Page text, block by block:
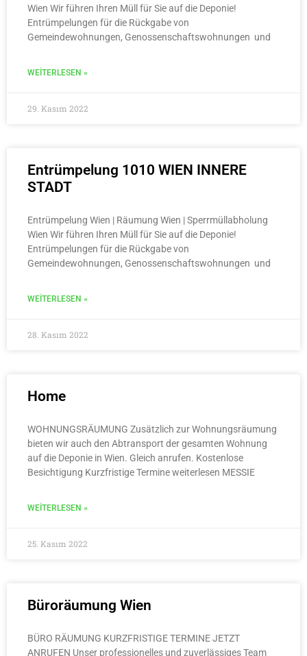
Wien Wir führen Ihren Müll für Sie auf die Deponie!
Entrümpelungen für die Rückgabe von
Gemeindewohnungen, Genossenschaftswohnungen und
WEITERLESEN »
29. Kasım 2022
Entrümpelung 1010 WIEN INNERE
STADT​
Entrümpelung Wien | Räumung Wien | Sperrmüllabholung
Wien Wir führen Ihren Müll für Sie auf die Deponie!
Entrümpelungen für die Rückgabe von
Gemeindewohnungen, Genossenschaftswohnungen und
WEITERLESEN »
28. Kasım 2022
Home
WOHNUNGSRÄUMUNG Zusätzlich zur Wohnungsräumung
bieten wir auch den Abtransport der gesamten Wohnung
auf die Deponie in Wien. Gleich anrufen. Kostenlose
Besichtigung Kurzfristige Termine weiterlesen MESSIE
WEITERLESEN »
25. Kasım 2022
Büroräumung Wien
BÜRO RÄUMUNG KURZFRISTIGE TERMINE JETZT
ANRUFEN Unser professionelles und zuverlässiges Team